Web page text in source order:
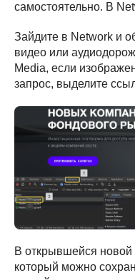
самостоятельно. В
Зайдите в Network и
видео или
Media, если
запрос, выделите
В открывшейся новой
который можно